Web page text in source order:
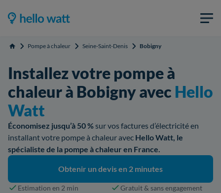
Accueil Pompe à chaleur Seine-Saint-Denis Bobigny
Installez votre pompe à
chaleur à Bobigny avec Hello
Watt
Économisez jusqu’à 50 %sur vos factures d’électricité en
installant votre pompe à chaleur avec Hello Watt, le
spécialiste de la pompe à chaleur en France.
Obtenir un devis en 2 minutes
Estimation en 2 min Gratuit & sans engagement